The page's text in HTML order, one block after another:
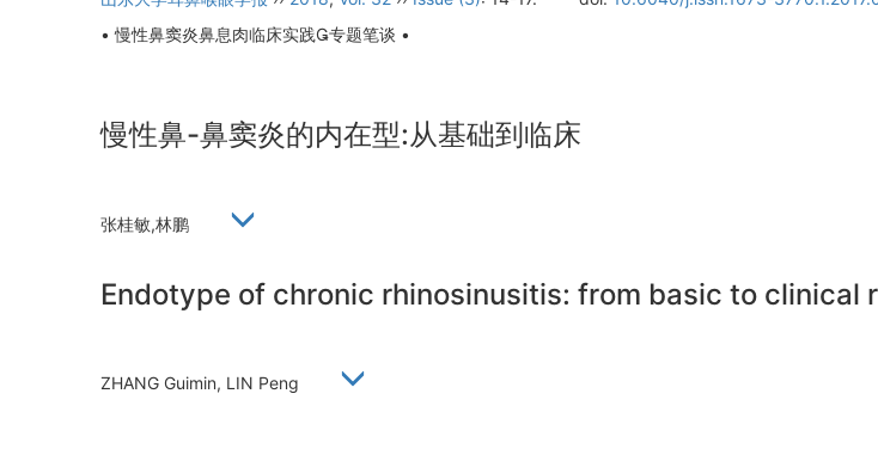
• 慢性鼻窦炎鼻息肉临床实践专题笔谈 •
慢性鼻-鼻窦炎的内在型:从基础到临床
张桂敏,林鹏
Endotype of chronic rhinosinusitis: from basic to clinical
ZHANG Guimin, LIN Peng